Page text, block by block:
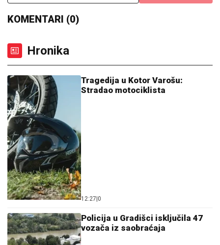
KOMENTARI (0)
Hronika
Tragedija u Kotor Varošu:
Stradao motociklista
12:27 0
Policija u Gradišci isključila 47
vozača iz saobraćaja